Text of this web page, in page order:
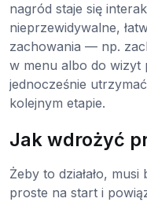
nagród staje się
nieprzewidywalne,
zachowania — np.
w menu albo do
jednocześnie
kolejnym etapie.
Jak wdrożyć
Żeby to działało,
proste na start i